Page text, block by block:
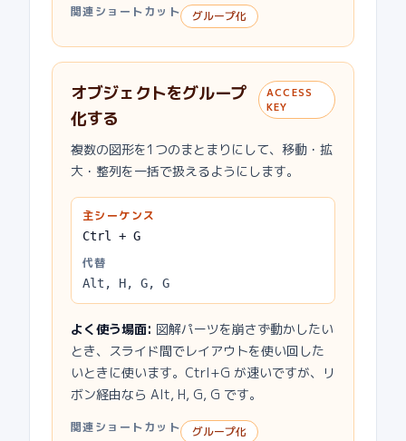
関連ショートカット グループ化
オブジェクトをグループ
化する
ACCESS
KEY
複数の図形を1つのまとまりにして、移動・拡
大・整列を一括で扱えるようにします。
主シーケンス
Ctrl + G
代替
Alt, H, G, G
よく使う場面: 図解パーツを崩さず動かしたい
とき、スライド間でレイアウトを使い回した
いときに使います。Ctrl+G が速いですが、リ
ボン経由なら Alt, H, G, G です。
関連ショートカット
グループ化